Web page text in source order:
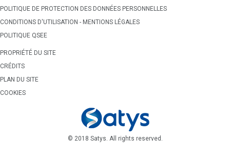
POLITIQUE DE PROTECTION DES DONNÉES PERSONNELLES
CONDITIONS D'UTILISATION - MENTIONS LÉGALES
POLITIQUE QSEE
PROPRIÉTÉ DU SITE
CRÉDITS
PLAN DU SITE
COOKIES
© 2018 Satys. All rights reserved.